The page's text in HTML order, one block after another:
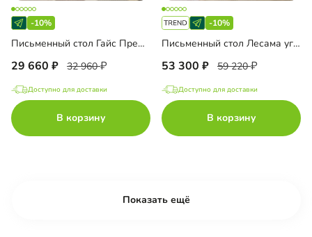
-10%
Письменный стол Гайс Премиум
29 660 32 960
Доступно для доставки
В корзину
-10%
Письменный стол Лесама угловой
53 300 59 220
Доступно для доставки
В корзину
Показать ещё